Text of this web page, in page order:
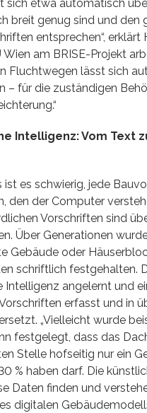
sich etwa automatisch
breit genug sind und den
entsprechen“, erklärt
Wien am BRISE-Projekt
Fluchtwegen lässt sich
– für die zuständigen
Intelligenz: Vom Text
ist es schwierig, jede
den der Computer
Vorschriften sind
Über Generationen
Gebäude oder
schriftlich festgehalten.
Intelligenz angelernt und
erfasst und in
„Vielleicht wurde
festgelegt, dass das
Stelle hofseitig nur ein
% haben darf. Die
Daten finden und
digitalen